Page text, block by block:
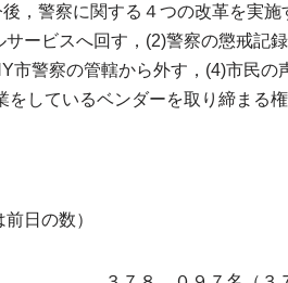
，警察に関する４つの改革を実
ービスへ回す，(2)警察の懲戒記
市警察の管轄から外す，(4)市民
をしているベンダーを取り締まる
日の数）